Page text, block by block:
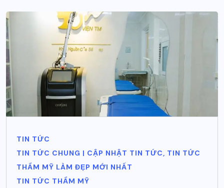
TIN TỨC
TIN TỨC CHUNG | CẬP NHẬT TIN TỨC, TIN TỨC
THẨM MỸ LÀM ĐẸP MỚI NHẤT
TIN TỨC THẨM MỸ